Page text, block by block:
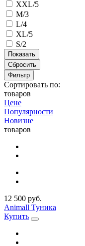
XXL/5
M/3
L/4
XL/5
S/2
Сбросить
Фильтр
Сортировать по:
товаров
Цене
Популярности
Новизне
товаров
12 500 руб.
Animall Туника
Купить